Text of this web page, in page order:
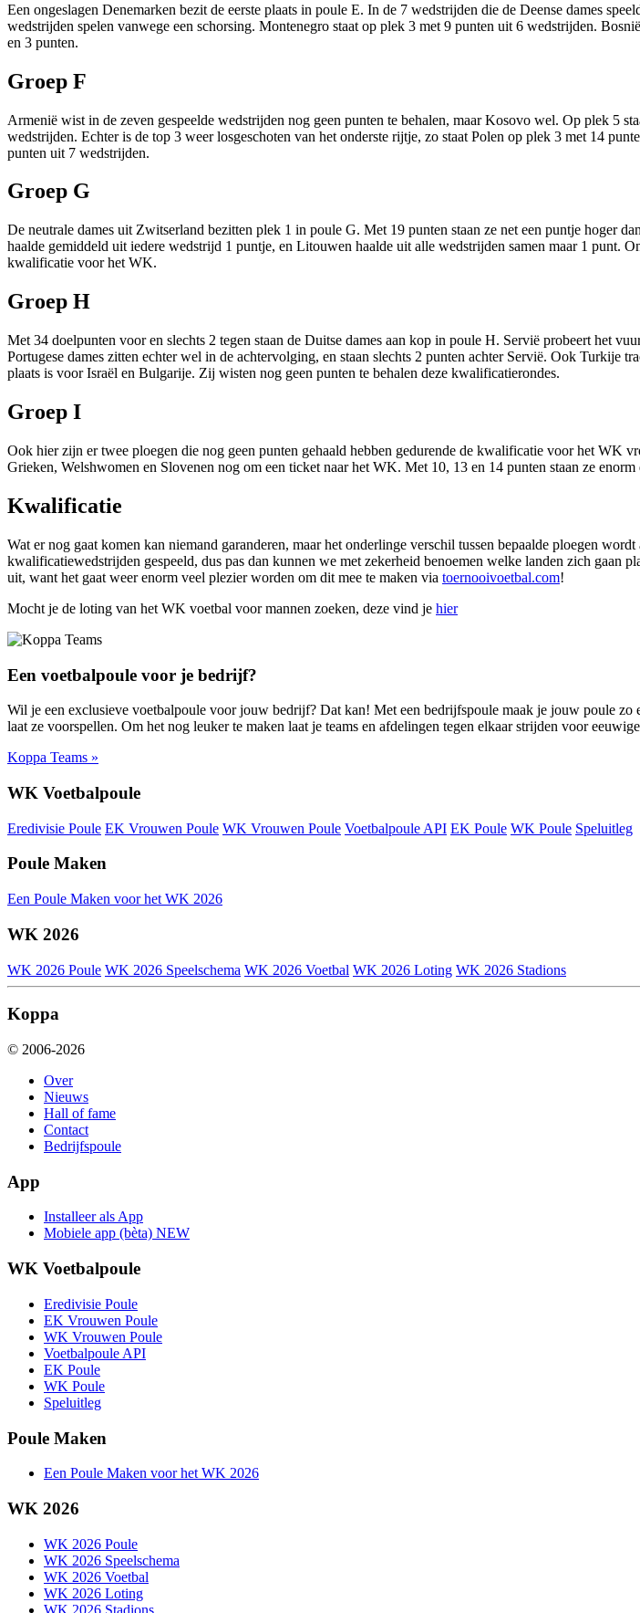
Een ongeslagen Denemarken bezit de eerste plaats in poule E. In de 7 wedstrijden die de Deense dames
wedstrijden spelen vanwege een schorsing. Montenegro staat op plek 3 met 9 punten uit 6 wedstrijden.
en 3 punten.
Groep F
Armenië wist in de zeven gespeelde wedstrijden nog geen punten te behalen, maar Kosovo wel. Op plek 5
wedstrijden. Echter is de top 3 weer losgeschoten van het onderste rijtje, zo staat Polen op plek 3 met 14
punten uit 7 wedstrijden.
Groep G
De neutrale dames uit Zwitserland bezitten plek 1 in poule G. Met 19 punten staan ze net een puntje hoger
haalde gemiddeld uit iedere wedstrijd 1 puntje, en Litouwen haalde uit alle wedstrijden samen maar 1 punt.
kwalificatie voor het WK.
Groep H
Met 34 doelpunten voor en slechts 2 tegen staan de Duitse dames aan kop in poule H. Servië probeert het
Portugese dames zitten echter wel in de achtervolging, en staan slechts 2 punten achter Servië. Ook Turkije
plaats is voor Israël en Bulgarije. Zij wisten nog geen punten te behalen deze kwalificatierondes.
Groep I
Ook hier zijn er twee ploegen die nog geen punten gehaald hebben gedurende de kwalificatie voor het WK
Grieken, Welshwomen en Slovenen nog om een ticket naar het WK. Met 10, 13 en 14 punten staan ze
Kwalificatie
Wat er nog gaat komen kan niemand garanderen, maar het onderlinge verschil tussen bepaalde ploegen
kwalificatiewedstrijden gespeeld, dus pas dan kunnen we met zekerheid benoemen welke landen zich
uit, want het gaat weer enorm veel plezier worden om dit mee te maken via toernooivoetbal.com!
Mocht je de loting van het WK voetbal voor mannen zoeken, deze vind je hier
Een voetbalpoule voor je bedrijf?
Wil je een exclusieve voetbalpoule voor jouw bedrijf? Dat kan! Met een bedrijfspoule maak je jouw poule
laat ze voorspellen. Om het nog leuker te maken laat je teams en afdelingen tegen elkaar strijden voor
Koppa Teams »
WK Voetbalpoule
Eredivisie Poule EK Vrouwen Poule WK Vrouwen Poule Voetbalpoule API EK Poule WK Poule Speluitleg
Poule Maken
Een Poule Maken voor het WK 2026
WK 2026
WK 2026 Poule WK 2026 Speelschema WK 2026 Voetbal WK 2026 Loting WK 2026 Stadions
Koppa
© 2006-2026
Over
Nieuws
Hall of fame
Contact
Bedrijfspoule
App
Installeer als App
Mobiele app (bèta) NEW
WK Voetbalpoule
Eredivisie Poule
EK Vrouwen Poule
WK Vrouwen Poule
Voetbalpoule API
EK Poule
WK Poule
Speluitleg
Poule Maken
Een Poule Maken voor het WK 2026
WK 2026
WK 2026 Poule
WK 2026 Speelschema
WK 2026 Voetbal
WK 2026 Loting
WK 2026 Stadions